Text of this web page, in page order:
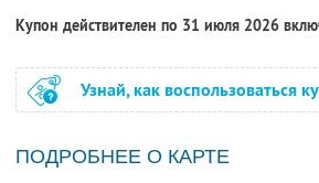
Купон действителен по 31 июля 2026
Узнай, как воспользоваться
ПОДРОБНЕЕ О КАРТЕ